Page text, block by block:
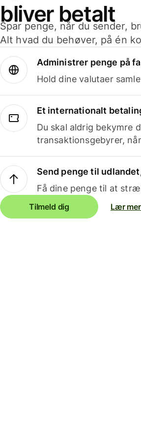
bliver betalt
Spar penge, når du sender,
Alt hvad du behøver, på én
Administrer penge på
Hold dine valutaer
Et internationalt
Du skal aldrig bekymre
transaktionsgebyrer,
Send penge til
Få dine penge til at
Tilmeld dig Lær